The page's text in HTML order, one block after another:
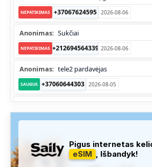
NEPATIKIMAS +37067624595 2026-08-06
Anonimas: Sukčiai
NEPATIKIMAS +212694564339 2026-08-06
Anonimas: tele2 pardavėjas
SAUGUS +37060644303 2026-08-05
NEPATIKIMAS +37052041945 2026-08-05
Administracija: Užfiksuota, kad apie šį
daug teigiamų komentarų...
Pigus internetas
eSIM , Išbandyk!